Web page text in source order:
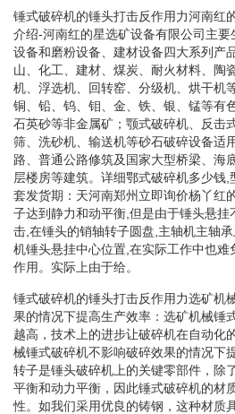
锤式破碎机的锤头打击反作用力河南红
介绍-河南红的星选矿设备有限公司主
设备和磨粉设备、建材设备四大系列产
山、化工、建材、煤炭、耐火材料、陶
机、浮选机、回转窑、分级机、烘干机
铜、铅、钨、钼、金、铁、银、锰等有
石英砂等非金属矿；颚式破碎机、反击
筛、洗砂机、输送机等砂石破碎设备适
路、普通公路修筑及国家大型桥梁、海
层楼房等建筑。详细鄂式破碎机多少钱
套发货期：天河南郑州立即询价杨丫红
子达到静力和动平衡,但是由于锤头悬挂
击,在锤头的销轴转子圆盘,主轴机主轴
机锤头悬挂中心位置,在实际工作中也难
作用。实际上由于给。
锤式破碎机的锤头打击反作用力选矿机
果的情况下提高生产效率：选矿机械锤
越高，技术上的进步让破碎机在自动化
械锤式破碎机不影响破碎效果的情况下
转子是锤头破碎机上的关键零部件，除
平衡和动力平衡，因此锤式破碎机的材
性。如我们采用优良的铸钢，这种材质